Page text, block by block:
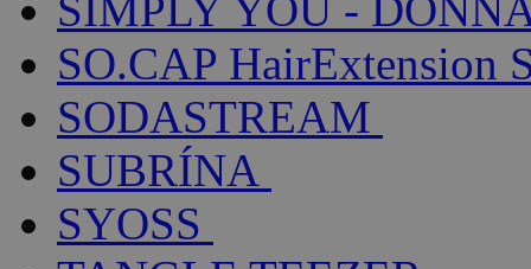
SO.CAP HairExtension
SODASTREAM
SUBRÍNA
SYOSS